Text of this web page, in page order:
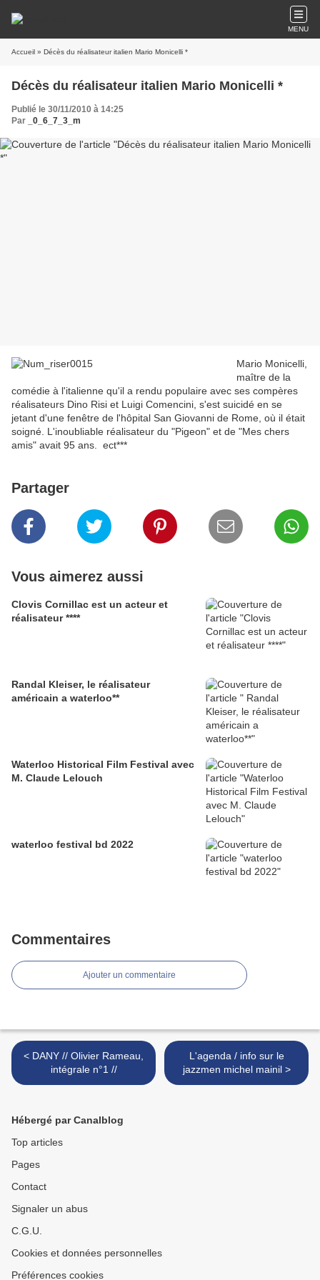
MENU
Accueil » Décès du réalisateur italien Mario Monicelli‎ *
Décès du réalisateur italien Mario Monicelli‎ *
Publié le 30/11/2010 à 14:25
Par
_0_6_7_3_m
Mario Monicelli,
maître de la
comédie à l'italienne qu'il a rendu populaire avec ses compères
réalisateurs Dino Risi et Luigi Comencini, s'est suicidé en se
jetant d'une fenêtre de l'hôpital San Giovanni de Rome, où il était
soigné. L'inoubliable réalisateur du "Pigeon" et de "Mes chers
amis" avait 95 ans. ect***
Partager
Vous aimerez aussi
Clovis Cornillac est un acteur et
réalisateur ****
Randal Kleiser, le réalisateur
américain a waterloo**
Waterloo Historical Film Festival avec
M. Claude Lelouch
waterloo festival bd 2022
Commentaires
Ajouter un commentaire
< DANY // Olivier Rameau,
intégrale n°1 //
L'agenda / info sur le
jazzmen michel mainil >
Hébergé par Canalblog
Top articles
Pages
Contact
Signaler un abus
C.G.U.
Cookies et données personnelles
Préférences cookies